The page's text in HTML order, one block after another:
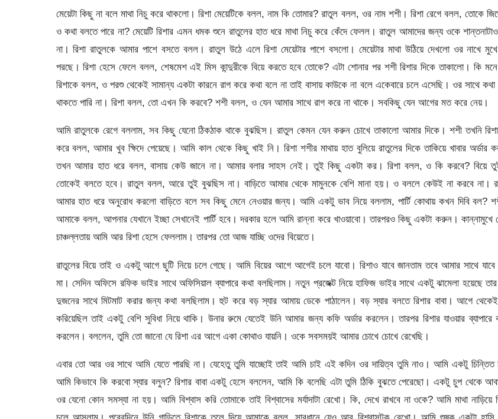
মেয়েটা কিছু না বলে মাথা নিচু করে থাকলো। রিশা মেয়েটিকে বলল, নাম কি তোমার? রাতুল বলল, ওর নাম শশী। রিশা রেগে বলল, তোকে
ও কথা বলতে পারে না? মেয়েটি রিশার এমন ধমক শুনে রাতুলের হাত ধরে মাথা নিচু করে কেঁদে ফেলল। রাতুল আমাদের জন্য ওকে শান্তনাটাও
না। রিশা রাতুলকে আমার পাশে বসতে বলল। রাতুল উঠে এলে রিশা মেয়েটার পাশে বসলো। মেয়েটার মাথা উঠিয়ে দেখলো ওর নাখে মুখে
পরছে। রিশা হেসে ফেলে বলল, শেষমেশ এই মিস কান্দুরীকে বিয়ে করতে হবে তোকে? এটা শোনার পর শশী রিশার দিকে তাকালো। কি
রিশাকে বলল, ও পরশু থেকেই সামান্য একটা কারনে রাগ করে কথা বলে না তাই বাসায় কাউকে না বলে একেবারে চলে এসেছি। ওর সাথে
থাকতে পারি না। রিশা বলল, তো এখন কি করবে? শশী বলল, ও যেন আমার সাথে রাগ করে না থাকে। সবকিছু যেন আগের মত করে নেয়।
আমি রাতুলকে রেগে বললাম, সব কিছু যেনো ঠিকঠাক থাকে বুঝছিস। রাতুল কেমন যেন করুন চোখে তাকালো আমার দিকে। শশী তখনি
করে বলল, আমার খুব ক্ষিদে পেয়েছে। আমি কাল থেকে কিছু খাই নি। রিশা শশীর মাথায় হাত বুলিয়ে রাতুলের দিকে তাকিয়ে খাবার অর্ডার
তখন আমার হাত ধরে বলল, বাসায় কেউ জানে না। আমার বলার সাহস নেই। তুই কিছু একটা কর। রিশা বলল, ও কি করবে? বিয়ে
তোকেই বলতে হবে। রাতুল বলল, আরে তুই বুঝছিস না। বাড়িতে আমার থেকে মামুনকে বেশি মানা হয়। ও বললে কেউই না করবে না।
আমার হাত ধরে অনুরোধ করলো বাড়িতে বলে সব কিছু মেনে নেওয়ার জন্য। আমি একটু ভাব নিয়ে বললাম, পার্টি কোথায় কখন দিবি বল?
আমাকে বলল, আপনার যেখানে ইচ্ছা সেখানেই পার্টি হবে। দরকার হলে আমি রান্না করে খাওয়াবো। তারপরও কিছু একটা করুন। কান্নামুখে
চাঞ্চল্লতায় আমি আর রিশা হেসে ফেললাম। তারপর তো আজ যাচ্ছি ওদের বিয়েতে।
রাতুলের বিয়ে তাই ও একটু আগে ছুটি নিয়ে চলে গেছে। আমি বিয়ের আগে আগেই চলে যাবো। রিশাও যাবে জানতাম তবে আমার সাথে যাবে
মা। সেদিন অফিসে রফিক ভাইর সাথে অফিসিয়াল ব্যাপারে কথা বলছিলাম। নতুন প্রজেক্ট নিয়ে হাফিজ ভাইর সাথে একটু ঝামেলা হয়েছে
দুজনের সাথে মিটমাট করার জন্য কথা বলছিলাম। হুট করে বড় স্যার আমায় ডেকে পাঠালেন। বড় স্যার বলতে রিশার বাবা। আগে থেকেই
করিয়েছিল তাই একটু বেশি সুবিধা নিয়ে থাকি। উনার রুমে যেতেই উনি আমার জন্য কফি অর্ডার করলেন। তারপর রিশার যাওয়ার
করলেন। বললেন, তুমি তো জানো যে রিশা এর আগে একা কোথাও যায়নি। ওকে সবসময়ই আমার চোখে চোখে রেখেছি।
এবার তো আর ওর সাথে আমি যেতে পারছি না। যেহেতু তুমি যাচ্ছোই তাই আমি চাই এই কদিন ওর দায়িত্ব তুমি নাও। আমি একটু চিন্তিত
আমি কিভাবে কি করবো স্যার বলুন? রিশার বাবা একটু হেসে বললেন, আমি কি বলেছি এটা তুমি ঠিকি বুঝতে পেরেছো। একটু চুপ থেকে
ওর যেনো কোন সমস্যা না হয়। আমি বিশ্বাস করি তোমাকে তাই বিশ্বাসের মর্যাদাটা রেখো। কি, দেখে রাখবে না ওকে? আমি মাথা নাড়িয়ে